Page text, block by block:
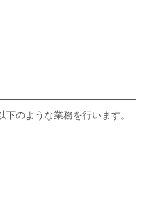
のような業務を行います。